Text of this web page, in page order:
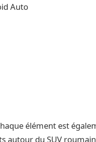
Auto
élément est
autour du SUV